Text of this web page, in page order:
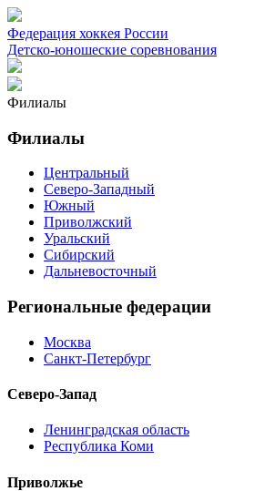
Федерация хоккея России
Детско-юношеские соревнования
Филиалы
Филиалы
Центральный
Северо-Западный
Южный
Приволжский
Уральский
Сибирский
Дальневосточный
Региональные федерации
Москва
Санкт-Петербург
Северо-Запад
Ленинградская область
Республика Коми
Приволжье